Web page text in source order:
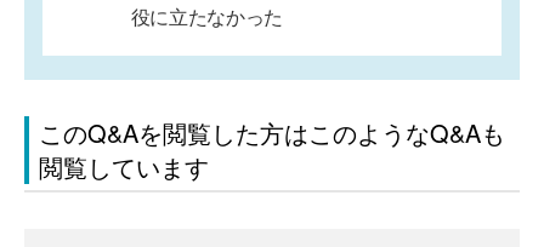
役に立たなかった
このQ&Aを閲覧した方はこのようなQ&Aも
閲覧しています